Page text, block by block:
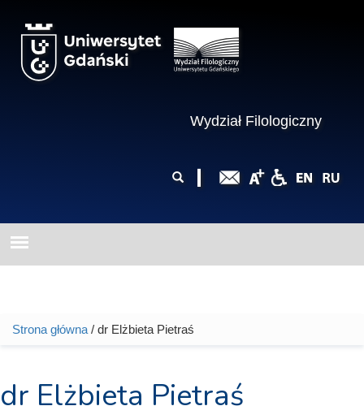
Wydział Filologiczny
wyszukiwania
Jesteś tutaj
Strona główna / dr Elżbieta Pietraś
dr Elżbieta Pietraś